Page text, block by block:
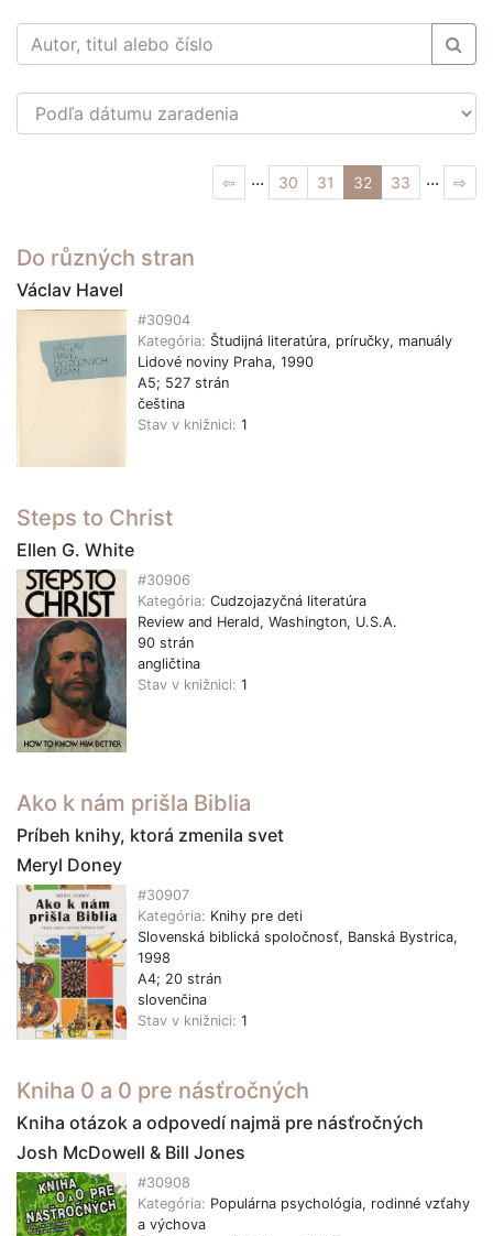
⇦ ... 30 31 32 33 ... ⇨
Do různých stran
Václav Havel
#30904
Kategória: Študijná literatúra, príručky, manuály
Lidové noviny Praha, 1990
A5; 527 strán
čeština
Stav v knižnici: 1
Steps to Christ
Ellen G. White
#30906
Kategória: Cudzojazyčná literatúra
Review and Herald, Washington, U.S.A.
90 strán
angličtina
Stav v knižnici: 1
Ako k nám prišla Biblia
Príbeh knihy, ktorá zmenila svet
Meryl Doney
#30907
Kategória: Knihy pre deti
Slovenská biblická spoločnosť, Banská Bystrica,
1998
A4; 20 strán
slovenčina
Stav v knižnici: 1
Kniha 0 a 0 pre násťročných
Kniha otázok a odpovedí najmä pre násťročných
Josh McDowell & Bill Jones
#30908
Kategória: Populárna psychológia, rodinné vzťahy
a výchova